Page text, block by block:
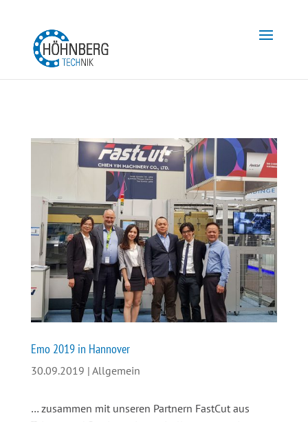
Emo 2019 in Hannover
30.09.2019 | Allgemein
… zusammen mit unseren Partnern FastCut aus